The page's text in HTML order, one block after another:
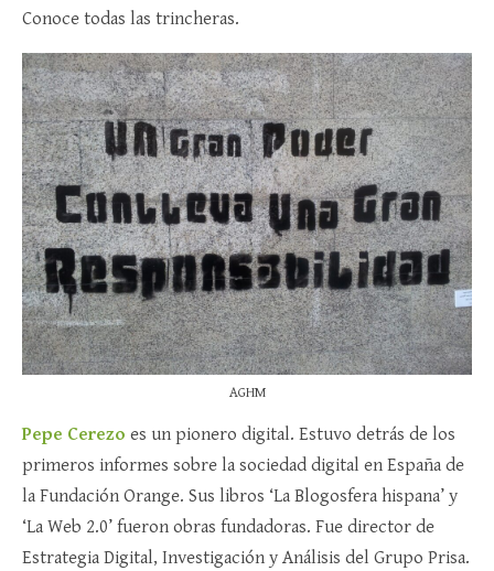
Conoce todas las trincheras.
AGHM
Pepe Cerezo es un pionero digital. Estuvo detrás de los
primeros informes sobre la sociedad digital en España de
la Fundación Orange. Sus libros ‘La Blogosfera hispana’ y
‘La Web 2.0’ fueron obras fundadoras. Fue director de
Estrategia Digital, Investigación y Análisis del Grupo Prisa.